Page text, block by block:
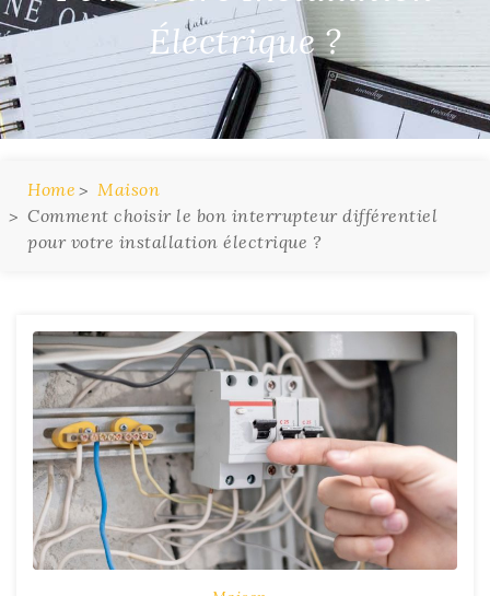
Électrique ?
Home
Maison
Comment choisir le bon interrupteur différentiel
pour votre installation électrique ?